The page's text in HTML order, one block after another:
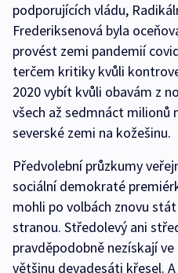
podporujících vládu,
Frederiksenová byla
provést zemi pandemií
terčem kritiky kvůli
2020 vybít kvůli obavám z
všech až sedmnáct milionů
severské zemi na kožešinu.
Předvolební průzkumy
sociální demokraté
mohli po volbách znovu
stranou. Středolevý ani
pravděpodobně nezískají
většinu devadesáti křesel.